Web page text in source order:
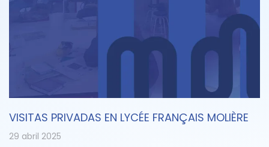
VISITAS PRIVADAS EN LYCÉE FRANÇAIS MOLIÈRE
29 abril 2025